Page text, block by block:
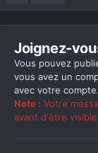
Joignez-
Vous pouvez
vous avez un
avec votre compte.
Note : Votre
avant d'être